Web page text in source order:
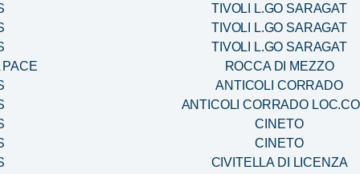
TIVOLI L.GO SARAGAT
TIVOLI L.GO SARAGAT
TIVOLI L.GO SARAGAT
ROCCA DI MEZZO
ANTICOLI CORRADO
ANTICOLI CORRADO
CINETO
CINETO
CIVITELLA DI LICENZA